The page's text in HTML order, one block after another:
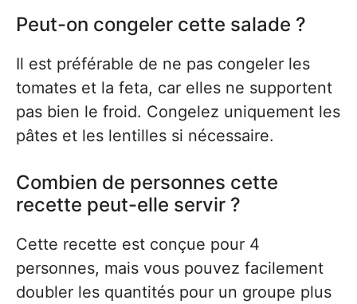
Peut-on congeler cette salade ?
Il est préférable de ne pas congeler les
tomates et la feta, car elles ne supportent
pas bien le froid. Congelez uniquement les
pâtes et les lentilles si nécessaire.
Combien de personnes cette
recette peut-elle servir ?
Cette recette est conçue pour 4
personnes, mais vous pouvez facilement
doubler les quantités pour un groupe plus